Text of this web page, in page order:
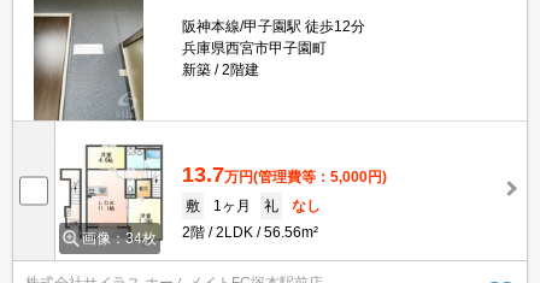
阪神本線/甲子園駅 徒歩12分
兵庫県西宮市甲子園町
新築
2階建
画像：34枚
13.7万円(管理費等：5,000円)
敷
1ヶ月 礼
なし
2階
2LDK 56.56m²